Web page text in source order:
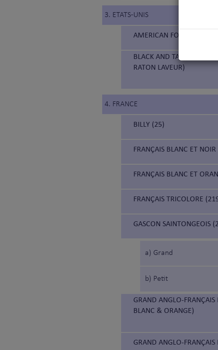
3. ETATS-UNIS
AMERICAN FOXHOUND
BLACK AND TAN
RATON LAVEUR)
4. FRANCE
BILLY (25)
FRANÇAIS BLANC ET
FRANÇAIS BLANC ET
FRANÇAIS TRICOLORE
GASCON SAINTONGEOIS
a) Grand
b) Petit
GRAND ANGLO-
BLANC & ORANGE)
GRAND ANGLO-